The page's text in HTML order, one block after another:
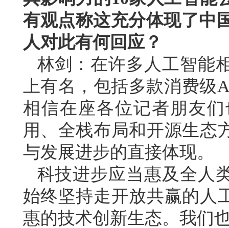
有观点称这充分体现了中
人对此有何回应？
林剑：在许多人工智能
上有名，包括多款消费
相信在座各位记者朋友
用、全栈布局和开源生态
与发展进步的直接体现。
科技进步应当惠及全人
始终坚持走开放共赢的人
惠的技术创新生态。我们